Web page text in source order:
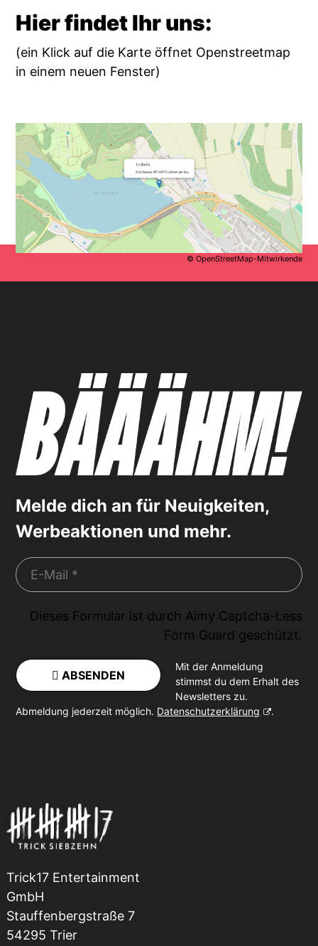
Hier findet Ihr uns:
(ein Klick auf die Karte öffnet Openstreetmap
in einem neuen Fenster)
© OpenStreetMap-Mitwirkende
Melde dich an für Neuigkeiten,
Werbeaktionen und mehr.
Dieses Formular ist durch Aimy Captcha-Less
Form Guard geschützt.
ABSENDEN
Mit der Anmeldung
stimmst du dem Erhalt des
Newsletters zu.
Abmeldung jederzeit möglich. Datenschutzerklärung .
Trick17 Entertainment
GmbH
Stauffenbergstraße 7
54295 Trier